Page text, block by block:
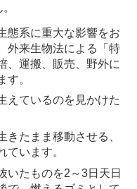
態系に重大な影響をお
外来生物法による「特
、運搬、販売、野外に
す。
えているのを見かけた
きたまま移動させる、
ています。
いたものを2～3日天日